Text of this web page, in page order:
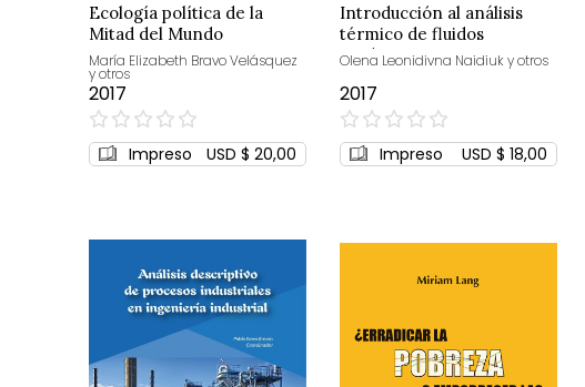
Ecología política de la
Mitad del Mundo
María Elizabeth Bravo Velásquez
y otros
2017
0%
Impreso USD $ 20,00
Introducción al análisis
térmico de fluidos
mediante Ansys
Olena Leonidivna Naidiuk y otros
2017
0%
Impreso USD $ 18,00